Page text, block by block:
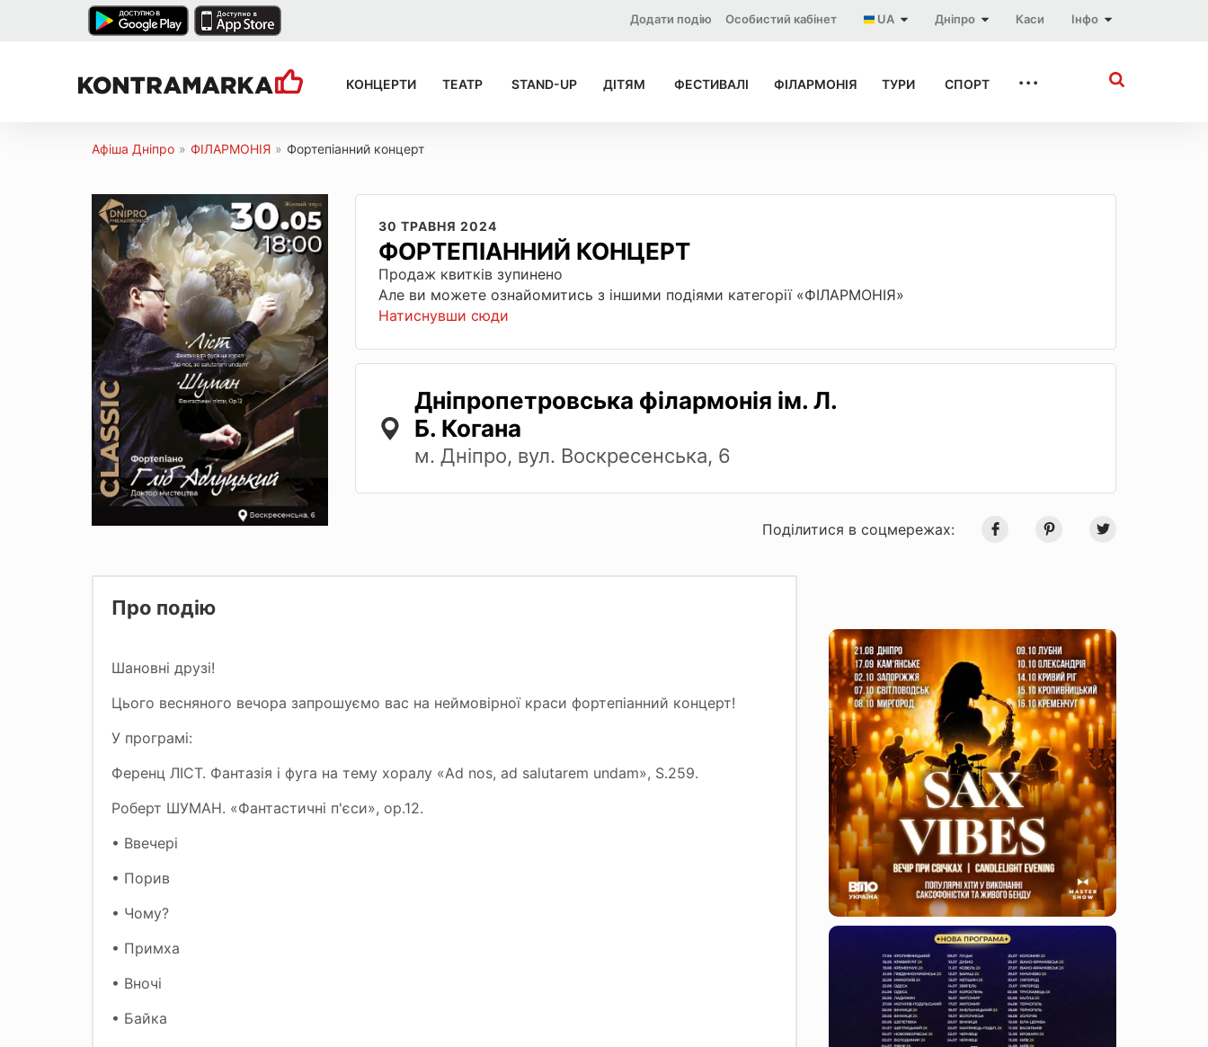
Інфо
Каси
Дніпро
UA
Особистий кабінет
Додати подію
КОНЦЕРТИ ТЕАТР STAND-UP ДІТЯМ ФЕСТИВАЛІ ФІЛАРМОНІЯ ТУРИ СПОРТ ...
Афіша Дніпро » ФІЛАРМОНІЯ » Фортепіанний концерт
30 ТРАВНЯ 2024
ФОРТЕПІАННИЙ КОНЦЕРТ
Продаж квитків зупинено
Але ви можете ознайомитись з іншими подіями категорії «ФІЛАРМОНІЯ»
Натиснувши сюди
Дніпропетровська філармонія ім. Л.
Б. Когана
м. Дніпро, вул. Воскресенська, 6
Поділитися в соцмережах:
Про подію
Шановні друзі!
Цього весняного вечора запрошуємо вас на неймовірної краси фортепіанний концерт!
У програмі:
Ференц ЛІСТ. Фантазія і фуга на тему хоралу «Ad nos, ad salutarem undam», S.259.
Роберт ШУМАН. «Фантастичні п'єси», ор.12.
• Ввечері
• Порив
• Чому?
• Примха
• Вночі
• Байка